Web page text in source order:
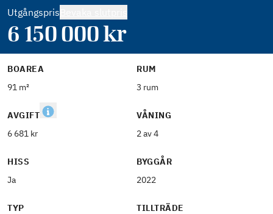
Utgångspris
6 150 000kr
BOAREA
91 m²
RUM
3 rum
AVGIFT
6 681 kr
VÅNING
2 av 4
HISS
Ja
BYGGÅR
2022
TYP
TILLTRÄDE